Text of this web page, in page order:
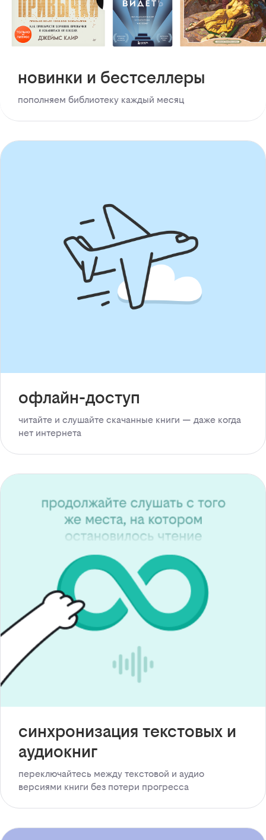
новинки и бестселлеры
пополняем библиотеку каждый месяц
офлайн-доступ
читайте и слушайте скачанные книги — даже когда
нет интернета
синхронизация текстовых и
аудиокниг
переключайтесь между текстовой и аудио
версиями книги без потери прогресса